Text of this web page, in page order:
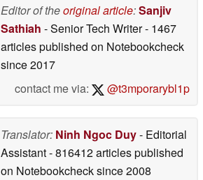
Editor of theoriginal article:Sanjiv
Sathiah - Senior Tech Writer- 1467
articles published on Notebookcheck
since 2017
contact me via:
@t3mporarybl1p
Translator: Ninh Ngoc Duy- Editorial
Assistant- 816412 articles published
on Notebookchecksince 2008